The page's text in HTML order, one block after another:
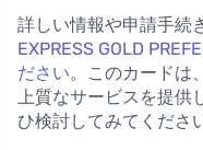
詳しい情報や申請手続
EXPRESS GOLD
ださい。このカードは
上質なサービスを提供
ひ検討してみてくださ